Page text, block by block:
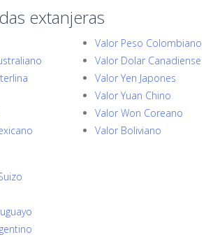
extanjeras
Valor Peso Colombiano
Valor Dolar Canadiense
Valor Yen Japones
Valor Yuan Chino
Valor Won Coreano
Valor Boliviano